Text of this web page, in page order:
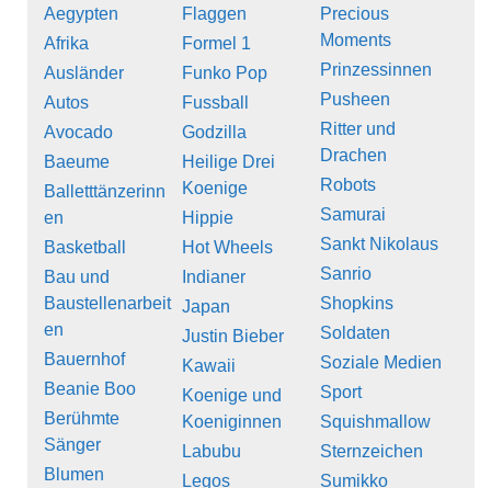
Aegypten
Afrika
Ausländer
Autos
Avocado
Baeume
Balletttänzerinn
en
Basketball
Bau und
Baustellenarbeit
en
Bauernhof
Beanie Boo
Berühmte
Sänger
Blumen
Flaggen
Formel 1
Funko Pop
Fussball
Godzilla
Heilige Drei
Koenige
Hippie
Hot Wheels
Indianer
Japan
Justin Bieber
Kawaii
Koenige und
Koeniginnen
Labubu
Legos
Precious
Moments
Prinzessinnen
Pusheen
Ritter und
Drachen
Robots
Samurai
Sankt Nikolaus
Sanrio
Shopkins
Soldaten
Soziale Medien
Sport
Squishmallow
Sternzeichen
Sumikko